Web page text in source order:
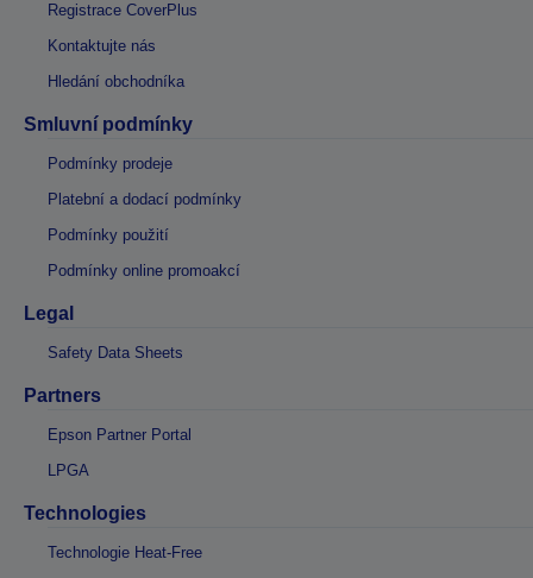
Registrace CoverPlus
Kontaktujte nás
Hledání obchodníka
Smluvní podmínky
Podmínky prodeje
Platební a dodací podmínky
Podmínky použití
Podmínky online promoakcí
Legal
Safety Data Sheets
Partners
Epson Partner Portal
LPGA
Technologies
Technologie Heat-Free